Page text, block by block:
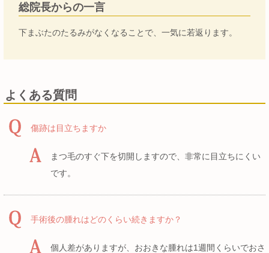
総院長からの一言
下まぶたのたるみがなくなることで、一気に若返ります。
よくある質問
傷跡は目立ちますか
まつ毛のすぐ下を切開しますので、非常に目立ちにくい
です。
手術後の腫れはどのくらい続きますか？
個人差がありますが、おおきな腫れは1週間くらいでおさ